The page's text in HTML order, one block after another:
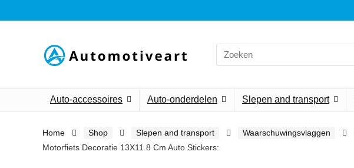
Search
for:
Auto-accessoires Auto-onderdelen Slepen and transport
Home Shop Slepen and transport Waarschuwingsvlaggen
Motorfiets Decoratie 13X11.8 Cm Auto Stickers: